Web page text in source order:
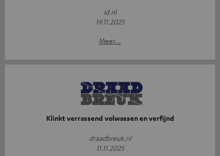
id.nl
19.11.2025
Meer...
Klinkt verrassend volwassen en verfijnd
draadbreuk.nl
11.11.2025